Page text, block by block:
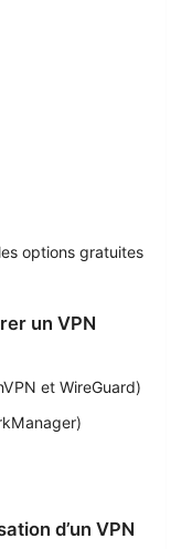
options gratuites
un VPN
et WireGuard)
d’un VPN